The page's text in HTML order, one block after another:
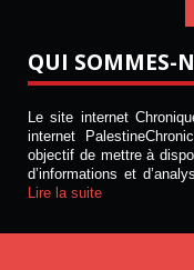
QUI SOMMES-
Le site internet
internet
objectif de mettre à
d’informations et
Lire la suite